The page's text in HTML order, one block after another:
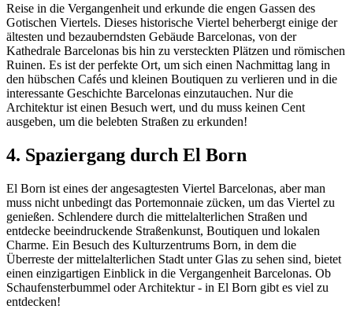
Reise in die Vergangenheit und erkunde die engen Gassen des
Gotischen Viertels. Dieses historische Viertel beherbergt einige der
ältesten und bezauberndsten Gebäude Barcelonas, von der
Kathedrale Barcelonas bis hin zu versteckten Plätzen und römischen
Ruinen. Es ist der perfekte Ort, um sich einen Nachmittag lang in
den hübschen Cafés und kleinen Boutiquen zu verlieren und in die
interessante Geschichte Barcelonas einzutauchen. Nur die
Architektur ist einen Besuch wert, und du muss keinen Cent
ausgeben, um die belebten Straßen zu erkunden!
4. Spaziergang durch El Born
El Born ist eines der angesagtesten Viertel Barcelonas, aber man
muss nicht unbedingt das Portemonnaie zücken, um das Viertel zu
genießen. Schlendere durch die mittelalterlichen Straßen und
entdecke beeindruckende Straßenkunst, Boutiquen und lokalen
Charme. Ein Besuch des Kulturzentrums Born, in dem die
Überreste der mittelalterlichen Stadt unter Glas zu sehen sind, bietet
einen einzigartigen Einblick in die Vergangenheit Barcelonas. Ob
Schaufensterbummel oder Architektur - in El Born gibt es viel zu
entdecken!